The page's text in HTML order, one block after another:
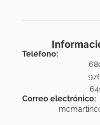
Teléfono:
Correo electrónico: